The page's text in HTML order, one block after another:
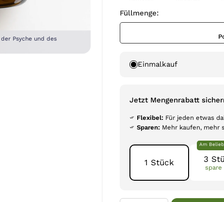
Psyche und des
Füllmenge:
Einmalkauf
Jetzt Mengenrabatt
Flexibel: Für jeden etwas
Sparen: Mehr kaufen, mehr
1 Stück 3
spare
Am